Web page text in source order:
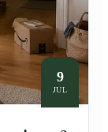
9
JUL